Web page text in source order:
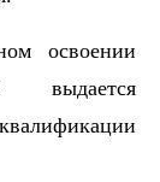
освоении
выдается